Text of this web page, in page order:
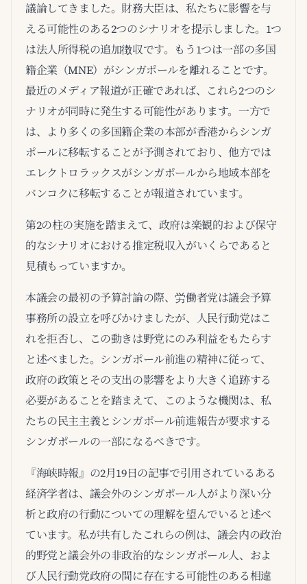
議論してきました。財務大臣は、私たちに影響を与
える可能性のある2つのシナリオを提示しました。1つ
は法人所得税の追加徴収です。もう1つは一部の多国
籍企業（MNE）がシンガポールを離れることです。
最近のメディア報道が正確であれば、これら2つのシ
ナリオが同時に発生する可能性があります。一方で
は、より多くの多国籍企業の本部が香港からシンガ
ポールに移転することが予測されており、他方では
エレクトロラックスがシンガポールから地域本部を
バンコクに移転することが報道されています。
第2の柱の実施を踏まえて、政府は楽観的および保守
的なシナリオにおける推定税収入がいくらであると
見積もっていますか。
本議会の最初の予算討論の際、労働者党は議会予算
事務所の設立を呼びかけましたが、人民行動党はこ
れを拒否し、この動きは野党にのみ利益をもたらす
と述べました。シンガポール前進の精神に従って、
政府の政策とその支出の影響をより大きく追跡する
必要があることを踏まえて、このような機関は、私
たちの民主主義とシンガポール前進報告が要求する
シンガポールの一部になるべきです。
『海峡時報』の2月19日の記事で引用されているある
経済学者は、議会外のシンガポール人がより深い分
析と政府の行動についての理解を望んでいると述べ
ています。私が共有したこれらの例は、議会内の政治
的野党と議会外の非政治的なシンガポール人、およ
び人民行動党政府の間に存在する可能性のある相違